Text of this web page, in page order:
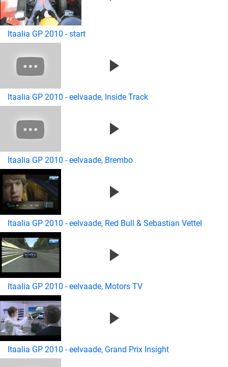
Itaalia GP 2010 - start
Itaalia GP 2010 - eelvaade, Inside Track
Itaalia GP 2010 - eelvaade, Brembo
Itaalia GP 2010 - eelvaade, Red Bull & Sebastian Vettel
Itaalia GP 2010 - eelvaade, Motors TV
Itaalia GP 2010 - eelvaade, Grand Prix Insight